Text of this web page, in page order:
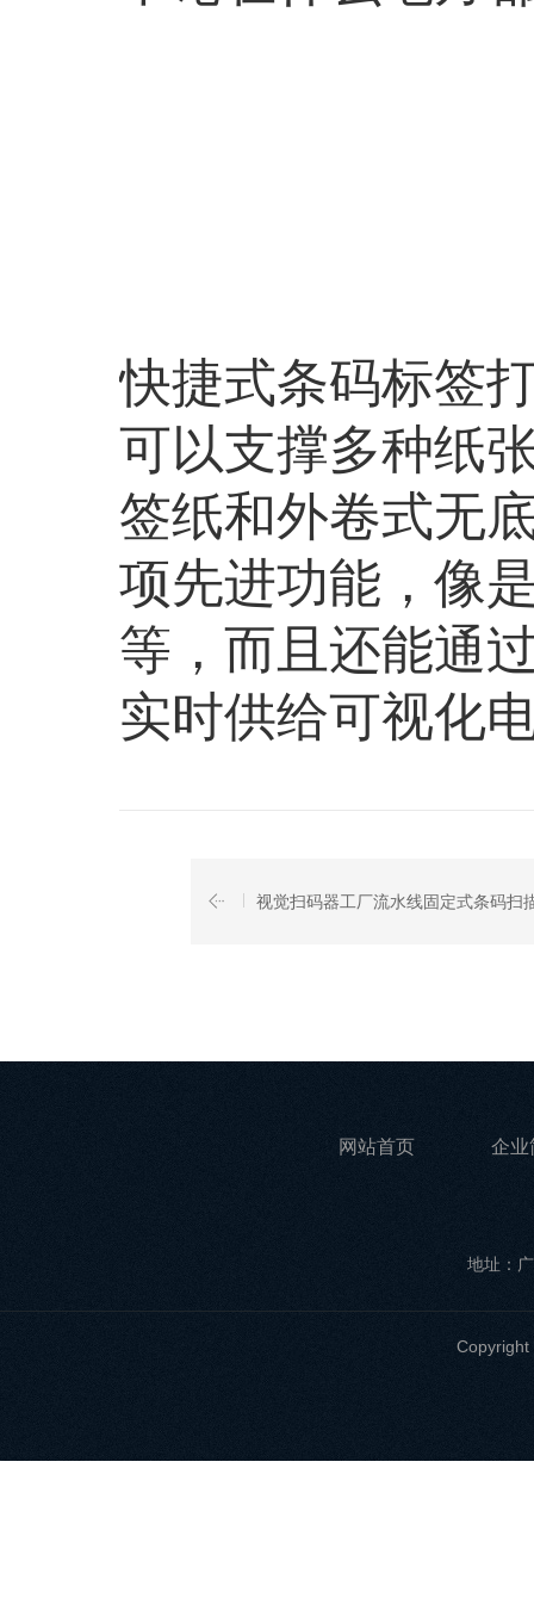
快捷式条码标签
可以支撑多种纸
签纸和外卷式无
项先进功能，像
等，而且还能通
实时供给可视化
视觉扫码器工厂流水线固定式条码扫
网站首页 企业
地址：